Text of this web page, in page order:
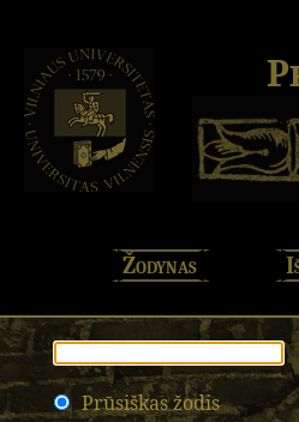
Žodynas
Prūsiškas žodis